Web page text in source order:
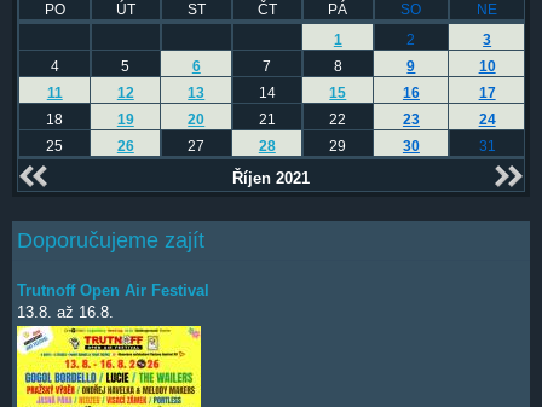
PO ÚT ST ČT PÁ SO
NE
1
2
3
4
5 6 7 8 9
10
11
12 13 14 15 16
17
18
19 20 21 22 23
24
25
26 27 28 29 30 31
Říjen 2021
Doporučujeme zajít
Trutnoff Open Air Festival
13.8. až 16.8.